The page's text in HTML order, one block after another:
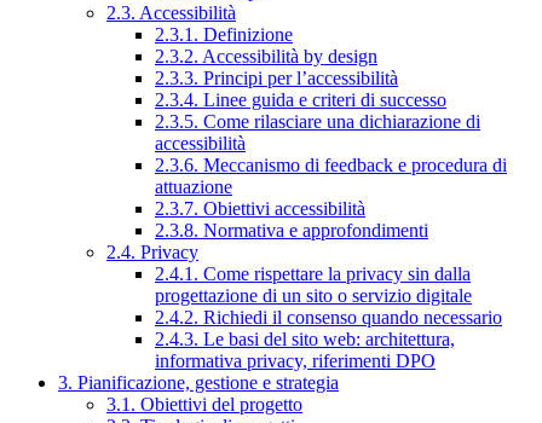
2.3. Accessibilità
2.3.1. Definizione
2.3.2. Accessibilità by design
2.3.3. Principi per l’accessibilità
2.3.4. Linee guida e criteri di successo
2.3.5. Come rilasciare una dichiarazione di
accessibilità
2.3.6. Meccanismo di feedback e procedura di
attuazione
2.3.7. Obiettivi accessibilità
2.3.8. Normativa e approfondimenti
2.4. Privacy
2.4.1. Come rispettare la privacy sin dalla
progettazione di un sito o servizio digitale
2.4.2. Richiedi il consenso quando necessario
2.4.3. Le basi del sito web: architettura,
informativa privacy, riferimenti DPO
3. Pianificazione, gestione e strategia
3.1. Obiettivi del progetto